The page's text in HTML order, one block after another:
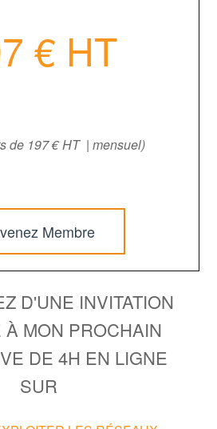
€ HT
de 197 € HT | mensuel)
Membre
D'UNE INVITATION
À MON PROCHAIN
DE 4H EN LIGNE
SUR